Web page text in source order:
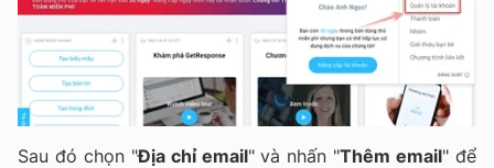
Sau đó chọn "Địa chỉ email" và nhấn "Thêm email" để